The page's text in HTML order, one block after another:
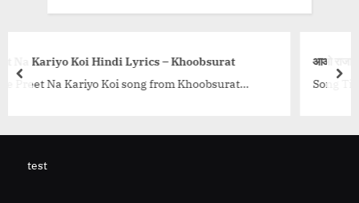
Khoobsurat
Khoobsurat
आओ राजा Aao Raja Song Hindi Lyrics –
Song Title Aao Raja Song Hindi Lyrics
prev
test